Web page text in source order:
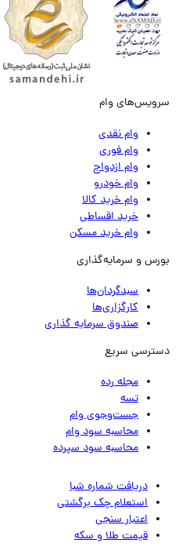
وام
وام نقدی
وام فوری
وام ازدواج
وام خودرو
وام خرید کالا
خرید اقساطی
وام خرید مسکن
و سرمایه‌گذاری
سبدگردان‌ها
کارگزاری‌ها
صندوق سرمایه گذاری
سریع
مجله رده
تسه
جست‌وجوی وام
محاسبه سود وام
محاسبه سود سپرده
دریافت شماره شبا
استعلام چک برگشتی
اعتبار سنجی
قیمت طلا و سکه